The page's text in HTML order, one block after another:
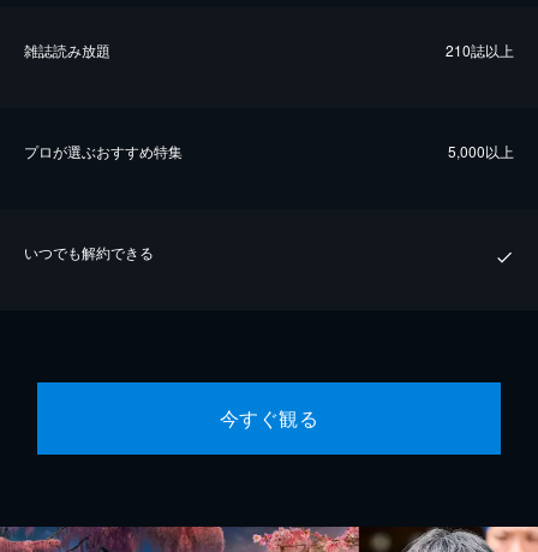
雑誌読み放題 210誌以上
プロが選ぶおすすめ特集 5,000以上
いつでも解約できる
今すぐ観る